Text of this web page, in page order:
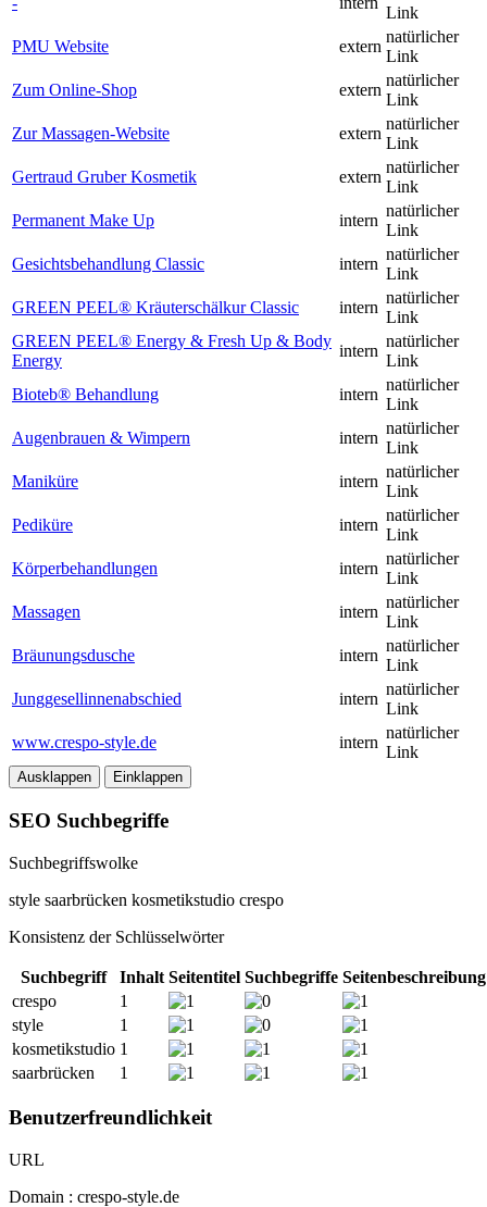
Link
PMU Website
extern
natürlicher
Link
Zum Online-Shop
extern
natürlicher
Link
Zur Massagen-Website
extern
natürlicher
Link
Gertraud Gruber Kosmetik
extern
natürlicher
Link
Permanent Make Up
intern
natürlicher
Link
Gesichtsbehandlung Classic
intern
natürlicher
Link
GREEN PEEL® Kräuterschälkur Classic
intern
natürlicher
Link
GREEN PEEL® Energy & Fresh Up & Body
Energy
intern
natürlicher
Link
Bioteb® Behandlung
intern
natürlicher
Link
Augenbrauen & Wimpern
intern
natürlicher
Link
Maniküre
intern
natürlicher
Link
Pediküre
intern
natürlicher
Link
Körperbehandlungen
intern
natürlicher
Link
Massagen
intern
natürlicher
Link
Bräunungsdusche
intern
natürlicher
Link
Junggesellinnenabschied
intern
natürlicher
Link
www.crespo-style.de
intern
natürlicher
Link
Ausklappen Einklappen
SEO Suchbegriffe
Suchbegriffswolke
style saarbrücken kosmetikstudio crespo
Konsistenz der Schlüsselwörter
Suchbegriff Inhalt Seitentitel Suchbegriffe Seitenbeschreibung
crespo
1
style
1
kosmetikstudio 1
saarbrücken
1
Benutzerfreundlichkeit
URL
Domain : crespo-style.de